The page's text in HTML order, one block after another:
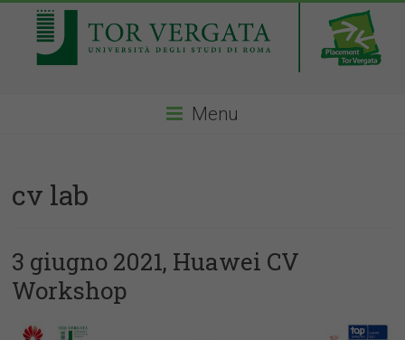
Menu
cv lab
3 giugno 2021, Huawei CV
Workshop